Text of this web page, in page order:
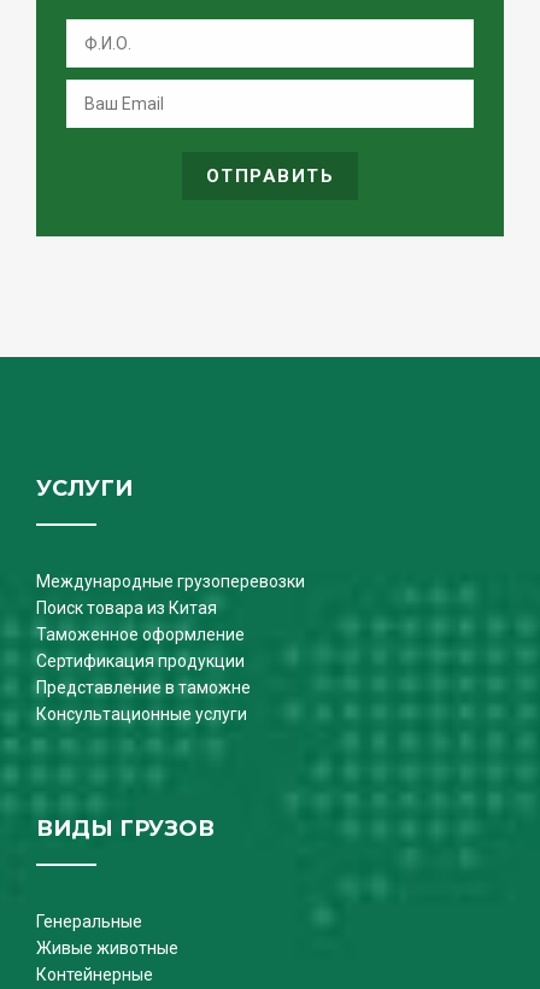
ОТПРАВИТЬ
УСЛУГИ
Международные грузоперевозки
Поиск товара из Китая
Таможенное оформление
Сертификация продукции
Представление в таможне
Консультационные услуги
ВИДЫ ГРУЗОВ
Генеральные
Живые животные
Контейнерные